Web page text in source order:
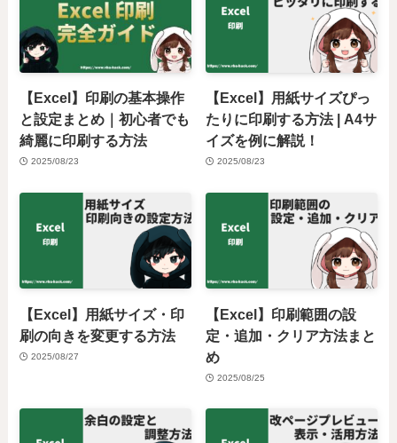
【Excel】印刷の基本操作
と設定まとめ｜初心者でも
綺麗に印刷する方法
2025/08/23
【Excel】用紙サイズぴっ
たりに印刷する方法 | A4サ
イズを例に解説！
2025/08/23
【Excel】用紙サイズ・印
刷の向きを変更する方法
2025/08/27
【Excel】印刷範囲の設
定・追加・クリア方法まと
め
2025/08/25